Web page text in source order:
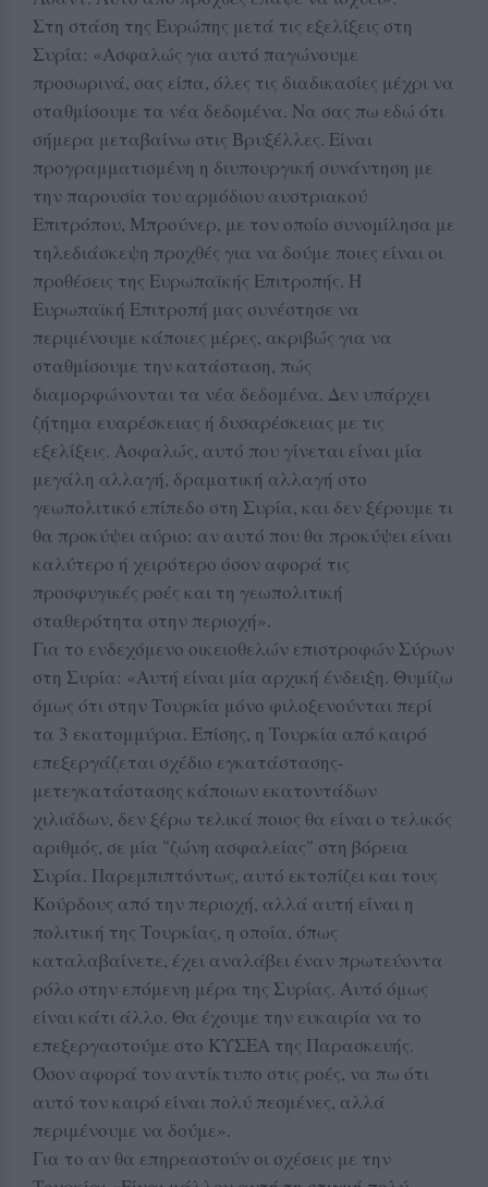
Στη στάση της Ευρώπης μετά τις εξελίξεις στη
Συρία: «Ασφαλώς για αυτό παγώνουμε
προσωρινά, σας είπα, όλες τις διαδικασίες μέχρι να
σταθμίσουμε τα νέα δεδομένα. Να σας πω εδώ ότι
σήμερα μεταβαίνω στις Βρυξέλλες. Είναι
προγραμματισμένη η διυπουργική συνάντηση με
την παρουσία του αρμόδιου αυστριακού
Επιτρόπου, Μπρούνερ, με τον οποίο συνομίλησα με
τηλεδιάσκεψη προχθές για να δούμε ποιες είναι οι
προθέσεις της Ευρωπαϊκής Επιτροπής. Η
Ευρωπαϊκή Επιτροπή μας συνέστησε να
περιμένουμε κάποιες μέρες, ακριβώς για να
σταθμίσουμε την κατάσταση, πώς
διαμορφώνονται τα νέα δεδομένα. Δεν υπάρχει
ζήτημα ευαρέσκειας ή δυσαρέσκειας με τις
εξελίξεις. Ασφαλώς, αυτό που γίνεται είναι μία
μεγάλη αλλαγή, δραματική αλλαγή στο
γεωπολιτικό επίπεδο στη Συρία, και δεν ξέρουμε τι
θα προκύψει αύριο: αν αυτό που θα προκύψει είναι
καλύτερο ή χειρότερο όσον αφορά τις
προσφυγικές ροές και τη γεωπολιτική
σταθερότητα στην περιοχή».
Για το ενδεχόμενο οικειοθελών επιστροφών Σύρων
στη Συρία: «Αυτή είναι μία αρχική ένδειξη. Θυμίζω
όμως ότι στην Τουρκία μόνο φιλοξενούνται περί
τα 3 εκατομμύρια. Επίσης, η Τουρκία από καιρό
επεξεργάζεται σχέδιο εγκατάστασης-
μετεγκατάστασης κάποιων εκατοντάδων
χιλιάδων, δεν ξέρω τελικά ποιος θα είναι ο τελικός
αριθμός, σε μία "ζώνη ασφαλείας" στη βόρεια
Συρία. Παρεμπιπτόντως, αυτό εκτοπίζει και τους
Κούρδους από την περιοχή, αλλά αυτή είναι η
πολιτική της Τουρκίας, η οποία, όπως
καταλαβαίνετε, έχει αναλάβει έναν πρωτεύοντα
ρόλο στην επόμενη μέρα της Συρίας. Αυτό όμως
είναι κάτι άλλο. Θα έχουμε την ευκαιρία να το
επεξεργαστούμε στο ΚΥΣΕΑ της Παρασκευής.
Όσον αφορά τον αντίκτυπο στις ροές, να πω ότι
αυτό τον καιρό είναι πολύ πεσμένες, αλλά
περιμένουμε να δούμε».
Για το αν θα επηρεαστούν οι σχέσεις με την